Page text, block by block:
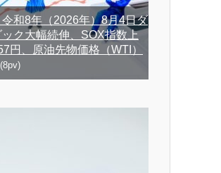
和8年（2026年）8月4日ダ
ック大幅続伸、SOX指数上
円、原油先物価格（WTI）
(8pv)